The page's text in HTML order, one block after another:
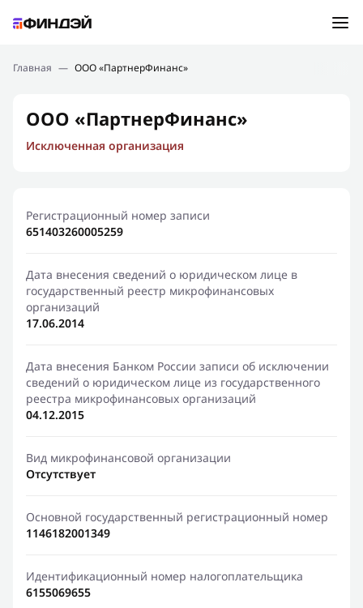
Подбор займа
Новости
Финансовое просвещение
Главная — ООО «ПартнерФинанс»
ООО «ПартнерФинанс»
Исключенная организация
Регистрационный номер записи
651403260005259
Дата внесения сведений о юридическом лице в
государственный реестр микрофинансовых
организаций
17.06.2014
Дата внесения Банком России записи об исключении
сведений о юридическом лице из государственного
реестра микрофинансовых организаций
04.12.2015
Вид микрофинансовой организации
Отсутствует
Основной государственный регистрационный номер
1146182001349
Идентификационный номер налогоплательщика
6155069655
Ошибка:Контактная форма не найдена.
Спасибо, что написали нам
Мы свяжемся с Вами в ближайшее время и сообщим
результат
Отправить новый запрос